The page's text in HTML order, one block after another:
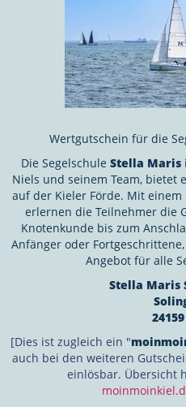
Wertgutschein für die
Die Segelschule Stella Maris
Niels und seinem Team, bietet
auf der Kieler Förde. Mit einem
erlernen die Teilnehmer die
Knotenkunde bis zum
Anfänger oder
Angebot für alle
Stella Maris
[Dies ist zugleich ein "
auch bei den weiteren
einlösbar. Übersicht